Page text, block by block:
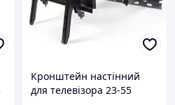
Кронштейн настінний
для телевізора 23-55